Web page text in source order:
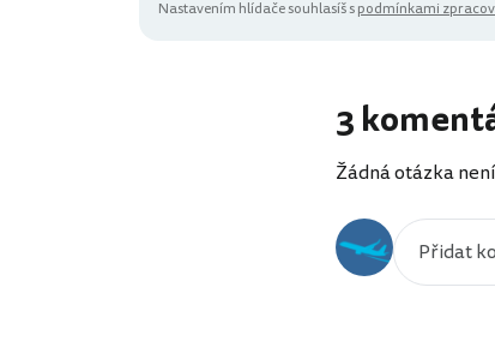
Nastavením hlídače souhlasíš spodmínkami
3
Žádná otázka